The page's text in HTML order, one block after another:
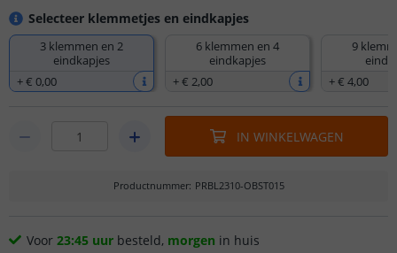
Selecteer klemmetjes en eindkapjes
3 klemmen en 2
eindkapjes
+€ 0,00
6 klemmen en 4
eindkapjes
+€ 2,00
9
+€ 4,00
IN WINKELWAGEN
Productnummer: PRBL2310-OBST015
Voor 23:45 uur besteld, morgen in huis